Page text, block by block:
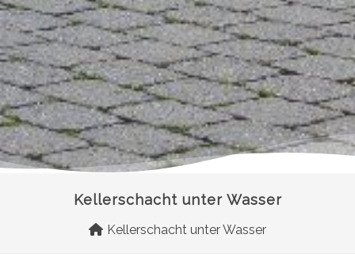
Kellerschacht unter Wasser
Kellerschacht unter Wasser